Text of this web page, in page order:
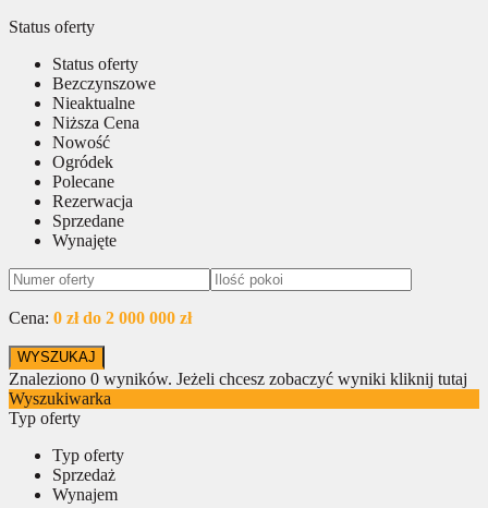
Status oferty
Status oferty
Bezczynszowe
Nieaktualne
Niższa Cena
Nowość
Ogródek
Polecane
Rezerwacja
Sprzedane
Wynajęte
Cena: 0 zł do 2 000 000 zł
Znaleziono 0 wyników. Jeżeli chcesz zobaczyć wyniki kliknij tutaj
Wyszukiwarka
Typ oferty
Typ oferty
Sprzedaż
Wynajem